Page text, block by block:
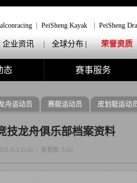
PeiSheng Kayak PeiSheng
企业资讯 | 全球分布 | 荣誉资质
态 赛事服务
舟运动员 赛艇运动员 皮划艇运动
技龙舟俱乐部档案资料
6-3 13:42 查看数: 3541